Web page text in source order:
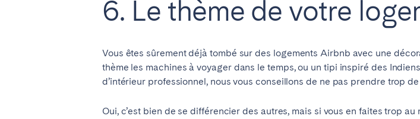
6. Le thème de votre
Vous êtes sûrement déjà tombé sur des logements Airbnb avec une
thème les machines à voyager dans le temps, ou un tipi inspiré des
d’intérieur professionnel, nous vous conseillons de ne pas prendre trop
Oui, c’est bien de se différencier des autres, mais si vous en faites trop